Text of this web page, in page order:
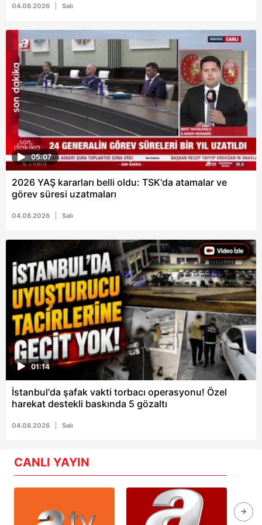
6698 sayılı Kişisel Verilerin Korunması Kanunu uyarınca
hazırlanmış Aydınlatma Metnimizi okumak ve sitemizde
ilgili mevzuata uygun olarak kullanılan çerezlerle ilgili bilgi
almak için lütfentıklayınız.
04.08.2026 Salı
05:07
2026 YAŞ kararları belli oldu: TSK'da atamalar ve
görev süresi uzatmaları
04.08.2026 Salı
01:14
İstanbul'da şafak vakti torbacı operasyonu! Özel
harekat destekli baskında 5 gözaltı
04.08.2026 Salı
CANLI YAYIN